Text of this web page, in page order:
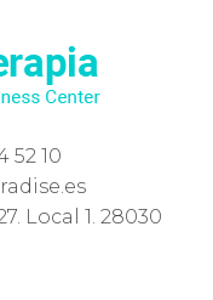
52 10
Local 1. 28030